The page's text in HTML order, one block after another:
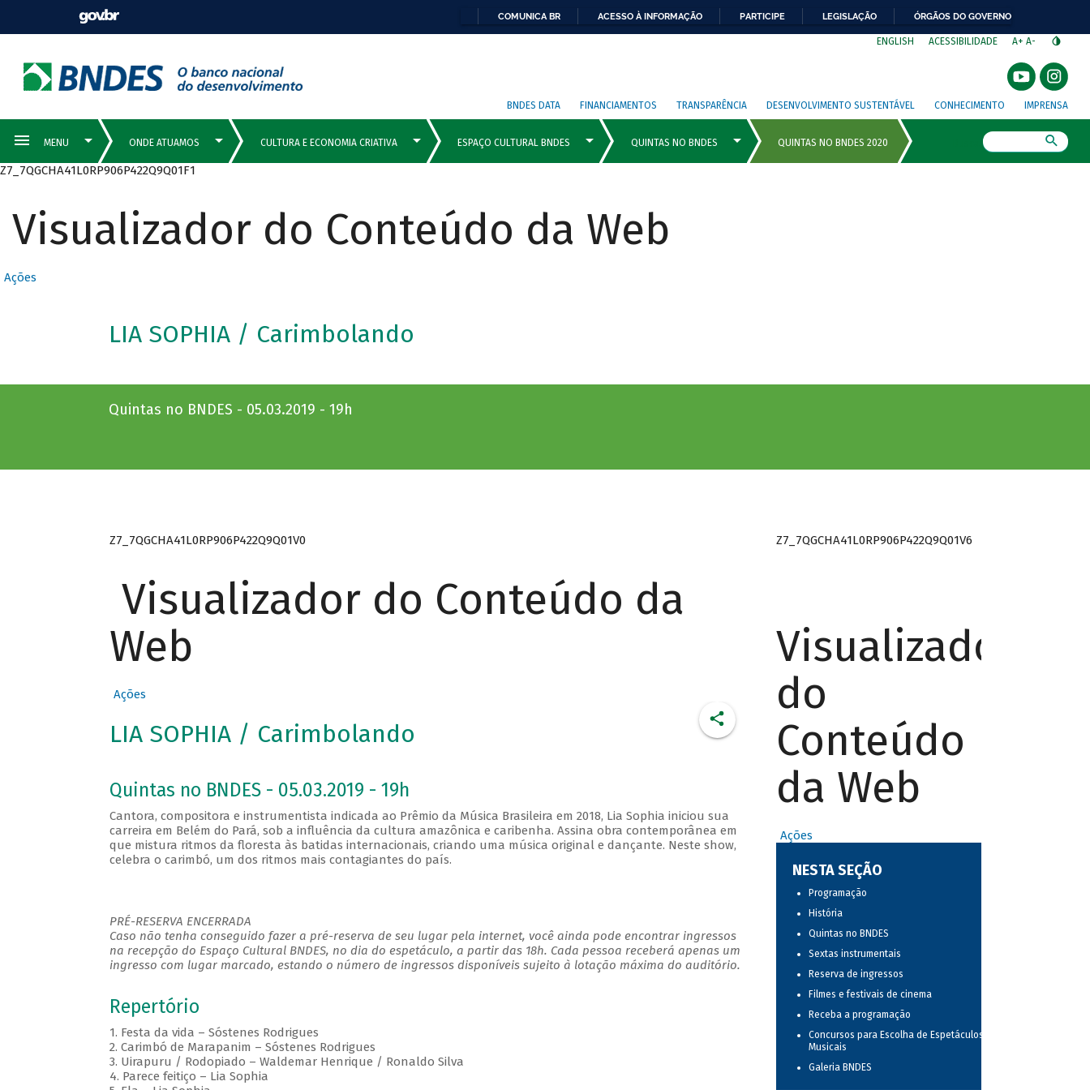
COMUNICA BR ACESSO À INFORMAÇÃO PARTICIPE LEGISLAÇÃO ÓRGÃOS DO GOVERNO
ENGLISH ACESSIBILIDADE A+ A-
BNDES DATA FINANCIAMENTOS TRANSPARÊNCIA DESENVOLVIMENTO SUSTENTÁVEL CONHECIMENTO IMPRENSA
Z7_7QGCHA41L0RP906P422Q9Q01F1
Visualizador do Conteúdo da Web
Ações
LIA SOPHIA / Carimbolando
Quintas no BNDES - 05.03.2019 - 19h
Z7_7QGCHA41L0RP906P422Q9Q01V0
Visualizador do Conteúdo da
Web
Ações
LIA SOPHIA / Carimbolando
Quintas no BNDES - 05.03.2019 - 19h
Cantora, compositora e instrumentista indicada ao Prêmio da Música Brasileira em 2018, Lia Sophia iniciou sua
carreira em Belém do Pará, sob a influência da cultura amazônica e caribenha. Assina obra contemporânea em
que mistura ritmos da floresta às batidas internacionais, criando uma música original e dançante. Neste show,
celebra o carimbó, um dos ritmos mais contagiantes do país.
PRÉ-RESERVA ENCERRADA
Caso não tenha conseguido fazer a pré-reserva de seu lugar pela internet, você ainda pode encontrar ingressos
na recepção do Espaço Cultural BNDES, no dia do espetáculo, a partir das 18h. Cada pessoa receberá apenas um
ingresso com lugar marcado, estando o número de ingressos disponíveis sujeito à lotação máxima do auditório.
Repertório
1. Festa da vida – Sóstenes Rodrigues
2. Carimbó de Marapanim – Sóstenes Rodrigues
3. Uirapuru / Rodopiado – Waldemar Henrique / Ronaldo Silva
4. Parece feitiço – Lia Sophia
Z7_7QGCHA41L0RP906P422Q9Q01V6
Visualizador
do
Conteúdo
da Web
Ações
NESTA SEÇÃO
Programação
História
Quintas no BNDES
Sextas instrumentais
Reserva de ingressos
Filmes e festivais de cinema
Receba a programação
Concursos para Escolha de Espetáculos
Musicais
Galeria BNDES